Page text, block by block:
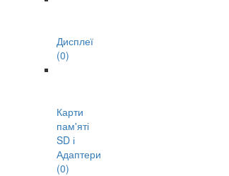
Дисплеї
(0)
Карти
пам'яті
SD і
Адаптери
(0)